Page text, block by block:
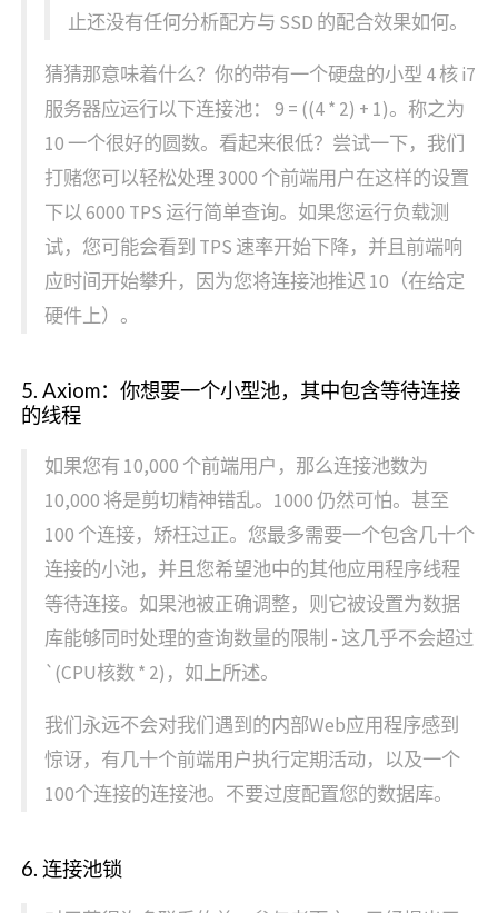
止还没有任何分析配方与 SSD 的配合效果如何。
猜猜那意味着什么？你的带有一个硬盘的小型 4 核 i7
服务器应运行以下连接池： 9 = ((4 * 2) + 1)。称之为
10 一个很好的圆数。看起来很低？尝试一下，我们
打赌您可以轻松处理 3000 个前端用户在这样的设置
下以 6000 TPS 运行简单查询。如果您运行负载测
试，您可能会看到 TPS 速率开始下降，并且前端响
应时间开始攀升，因为您将连接池推迟 10（在给定
硬件上）。
5. Axiom：你想要一个小型池，其中包含等待连接
的线程
如果您有 10,000 个前端用户，那么连接池数为
10,000 将是剪切精神错乱。1000 仍然可怕。甚至
100 个连接，矫枉过正。您最多需要一个包含几十个
连接的小池，并且您希望池中的其他应用程序线程
等待连接。如果池被正确调整，则它被设置为数据
库能够同时处理的查询数量的限制 - 这几乎不会超过
`(CPU核数 * 2)，如上所述。
我们永远不会对我们遇到的内部Web应用程序感到
惊讶，有几十个前端用户执行定期活动，以及一个
100个连接的连接池。不要过度配置您的数据库。
6. 连接池锁